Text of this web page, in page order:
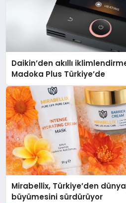
Daikin’den akıllı
Madoka Plus Türkiye’de
Mirabellix, Türkiye’den
büyümesini sürdürüyor